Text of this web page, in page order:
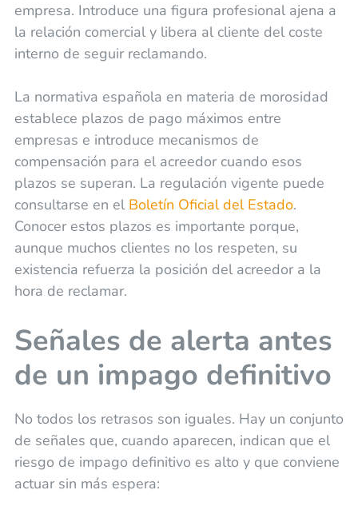
empresa. Introduce una figura profesional ajena a
la relación comercial y libera al cliente del coste
interno de seguir reclamando.
La normativa española en materia de morosidad
establece plazos de pago máximos entre
empresas e introduce mecanismos de
compensación para el acreedor cuando esos
plazos se superan. La regulación vigente puede
consultarse en el Boletín Oficial del Estado.
Conocer estos plazos es importante porque,
aunque muchos clientes no los respeten, su
existencia refuerza la posición del acreedor a la
hora de reclamar.
Señales de alerta antes
de un impago definitivo
No todos los retrasos son iguales. Hay un conjunto
de señales que, cuando aparecen, indican que el
riesgo de impago definitivo es alto y que conviene
actuar sin más espera: